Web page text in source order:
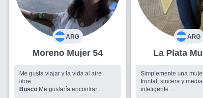
ARG
Moreno Mujer 54
Me gusta viajar y la vida al aire
libre. ...
Busco Me gustaría encontrar
ARG
La
Simplemente una
frontal, sincera y
inteligente ...